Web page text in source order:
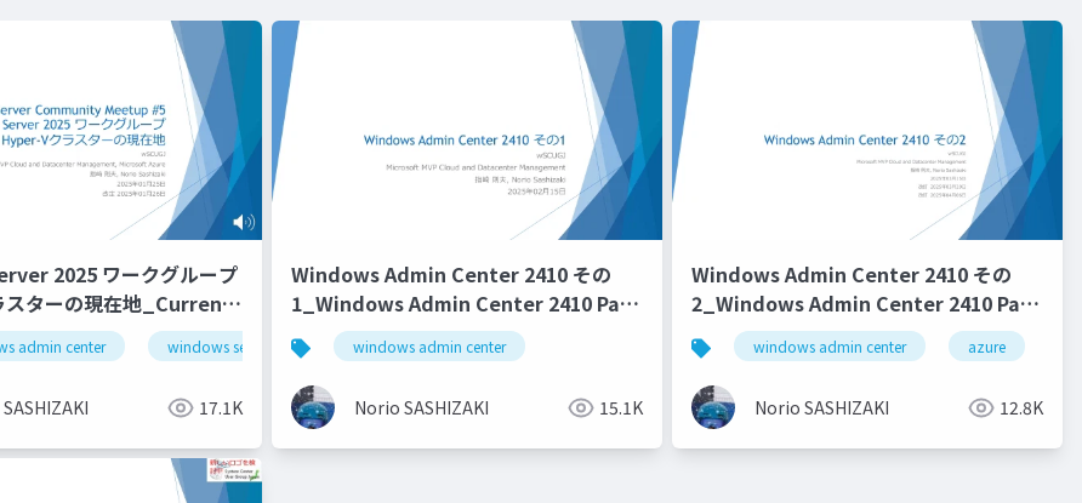
2025 ワークグループ
スターの現在地_Current
Server 2025
V Cluster
admin center windows server 2025 workgorup cluster hyper-v replica
17.1K
Windows Admin Center 2410 その
1_Windows Admin Center 2410 Part
1
windows admin center
Norio SASHIZAKI 15.1K
Windows Admin Center 2410 その
2_Windows Admin Center 2410 Part
2
windows admin center azure
Norio SASHIZAKI 12.8K